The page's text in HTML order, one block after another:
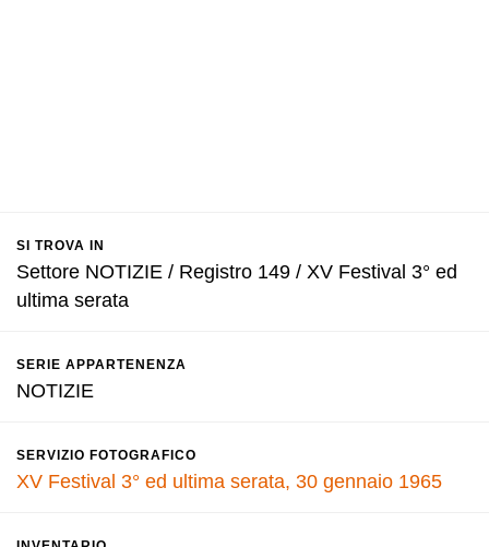
SI TROVA IN
Settore NOTIZIE / Registro 149 / XV Festival 3° ed
ultima serata
SERIE APPARTENENZA
NOTIZIE
SERVIZIO FOTOGRAFICO
XV Festival 3° ed ultima serata, 30 gennaio 1965